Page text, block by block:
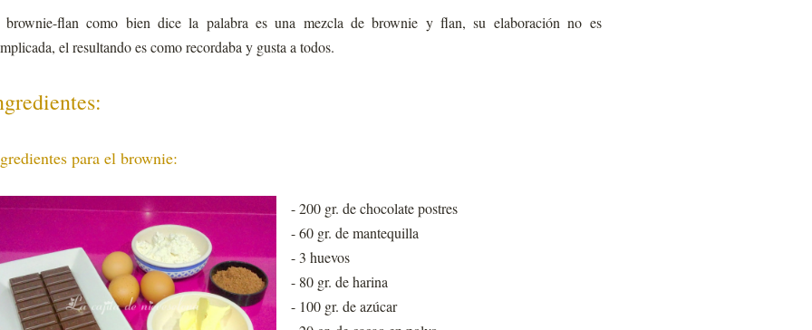
flan como bien dice la palabra es una mezcla de brownie y flan, su elaboración no es
el resultando es como recordaba y gusta a todos.
para el brownie:
- 200 gr. de chocolate postres
- 60 gr. de mantequilla
- 3 huevos
- 80 gr. de harina
- 100 gr. de azúcar